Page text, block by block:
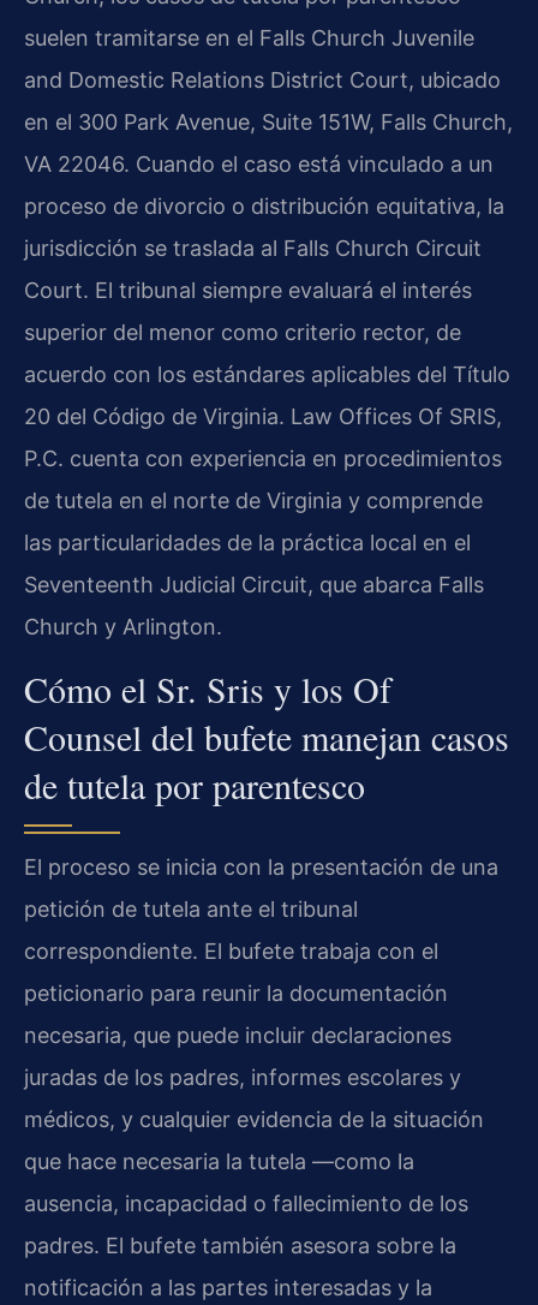
suelen tramitarse en el Falls Church Juvenile
and Domestic Relations District Court, ubicado
en el 300 Park Avenue, Suite 151W, Falls Church,
VA 22046. Cuando el caso está vinculado a un
proceso de divorcio o distribución equitativa, la
jurisdicción se traslada al Falls Church Circuit
Court. El tribunal siempre evaluará el interés
superior del menor como criterio rector, de
acuerdo con los estándares aplicables del Título
20 del Código de Virginia. Law Offices Of SRIS,
P.C. cuenta con experiencia en procedimientos
de tutela en el norte de Virginia y comprende
las particularidades de la práctica local en el
Seventeenth Judicial Circuit, que abarca Falls
Church y Arlington.
Cómo el Sr. Sris y los Of
Counsel del bufete manejan casos
de tutela por parentesco
El proceso se inicia con la presentación de una
petición de tutela ante el tribunal
correspondiente. El bufete trabaja con el
peticionario para reunir la documentación
necesaria, que puede incluir declaraciones
juradas de los padres, informes escolares y
médicos, y cualquier evidencia de la situación
que hace necesaria la tutela —como la
ausencia, incapacidad o fallecimiento de los
padres. El bufete también asesora sobre la
notificación a las partes interesadas y la